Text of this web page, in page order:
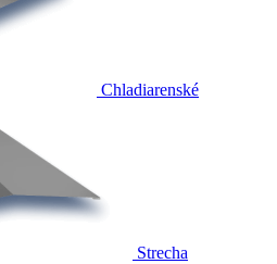
Chladiarenské
Strecha